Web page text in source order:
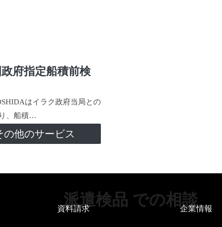
府指定船積前検
はイラク政府当局との
、船積…
の他のサービス
派遣検品 での相談
資料請求 企業情報